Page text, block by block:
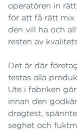
operatören in
för att få rätt mix
den vill ha och
resten av
Det är där
testas alla
Ute i fabriken
innan den
dragtest,
seghet och